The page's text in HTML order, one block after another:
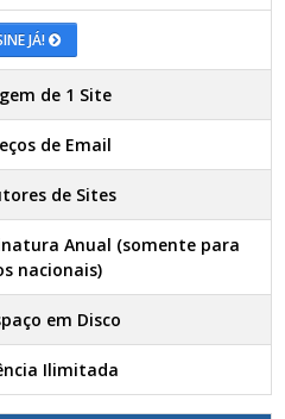
JÁ!
de 1 Site
de Email
de Sites
Anual (somente para
nacionais)
em Disco
Ilimitada